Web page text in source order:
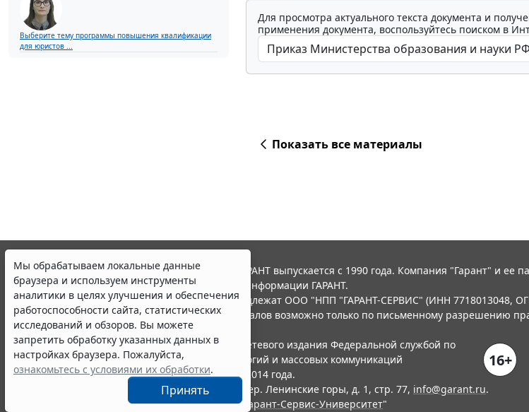
Выберите тему программы повышения квалификации
для юристов ...
Для просмотра актуального текста документа и
применения документа, воспользуйтесь поиском в
Показать все материалы
Мы обрабатываем локальные данные
браузера и используем инструменты
аналитики в целях улучшения и обеспечения
работоспособности сайта, статистических
исследований и обзоров. Вы можете
запретить обработку указанных данных в
настройках браузера. Пожалуйста,
ознакомьтесь с условиями их обработки.
Принять
© ООО "НПП "ГАРАНТ-СЕРВИС", 2026. Система ГАРАНТ выпускается с 1990 года. Компания "Гарант" и ее
участниками Российской ассоциации правовой информации ГАРАНТ.
Все права на материалы сайта ГАРАНТ.РУ принадлежат ООО "НПП "ГАРАНТ-СЕРВИС" (ИНН 7718013048,
Полное или частичное воспроизведение материалов возможно только по письменному разрешению
Правила использования портала.
Портал ГАРАНТ.РУ зарегистрирован в качестве сетевого издания Федеральной службой по
надзору в сфере связи,информационных технологий и массовых коммуникаций
(Роскомнадзором), Эл № ФС77-58365 от 18 июня 2014 года.
16+
ООО "НПП "ГАРАНТ-СЕРВИС", 119234, г. Москва, тер. Ленинские горы, д. 1, стр. 77, info@garant.ru.
Разработчик ЭПС Система ГАРАНТ – ООО "НПП "
Гарант-Сервис-Университет"